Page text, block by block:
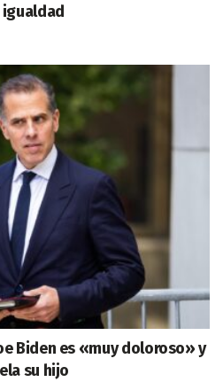
Biden es «muy doloroso» y
su hijo